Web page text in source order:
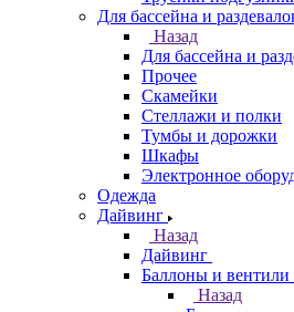
Для бассейна и
Назад
Для бассейна и
Прочее
Скамейки
Стеллажи и полки
Тумбы и дорожки
Шкафы
Электронное
Одежда
Дайвинг
Назад
Дайвинг
Баллоны и вентили
Назад